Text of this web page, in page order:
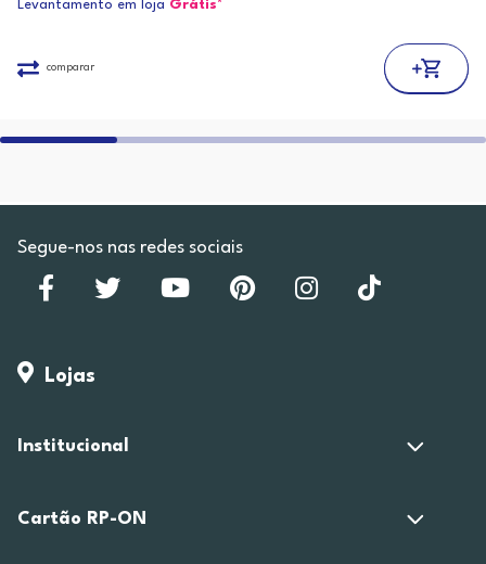
Levantamento em loja Grátis*
comparar
Segue-nos nas redes sociais
Lojas
Institucional
Cartão RP-ON